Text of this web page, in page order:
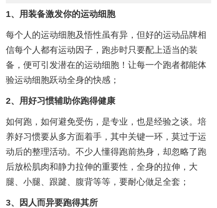
1、用装备激发你的运动细胞
每个人的运动细胞及悟性虽有异，但好的运动品牌相
信每个人都有运动因子，跑步时只要配上适当的装
备，便可引发潜在的运动细胞！让每一个跑者都能体
验运动细胞跃动全身的快感；
2、用好习惯辅助你跑得健康
如何跑，如何避免受伤，是专业，也是经验之谈。培
养好习惯要从多方面着手，其中关键一环，莫过于运
动后的整理活动。不少人懂得跑前热身，却忽略了跑
后放松肌肉和静力拉伸的重要性，全身的拉伸，大
腿、小腿、跟踺、腹背等等，要耐心做足全套；
3、因人而异要跑得其所